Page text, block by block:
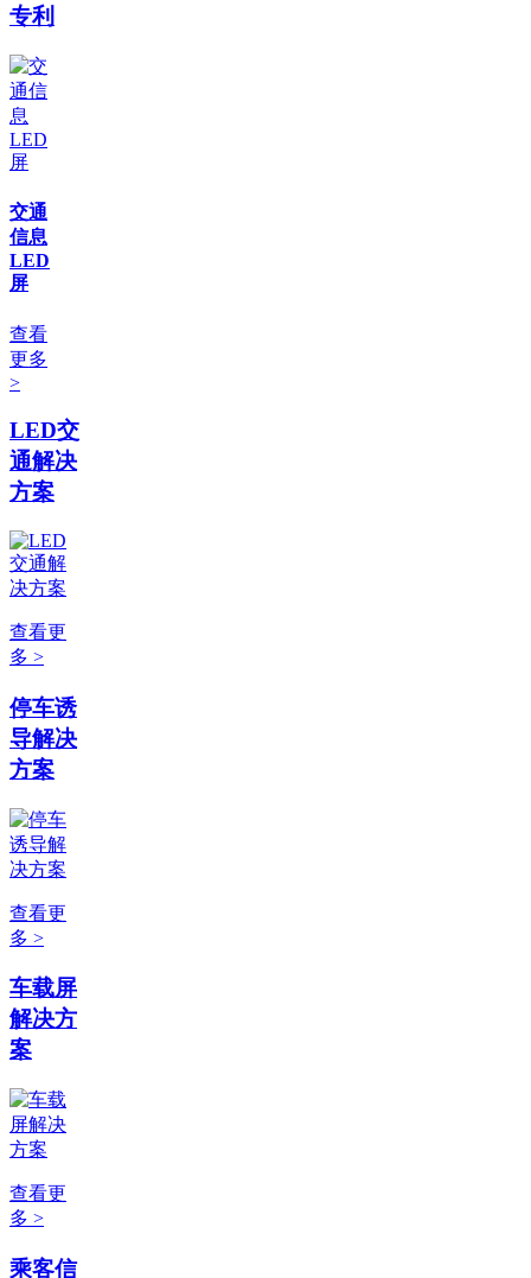
专利
交通
信息
LED
屏
查看
更多
>
LED交
通解决
方案
查看更
多 >
停车诱
导解决
方案
查看更
多 >
车载屏
解决方
案
查看更
多 >
乘客信